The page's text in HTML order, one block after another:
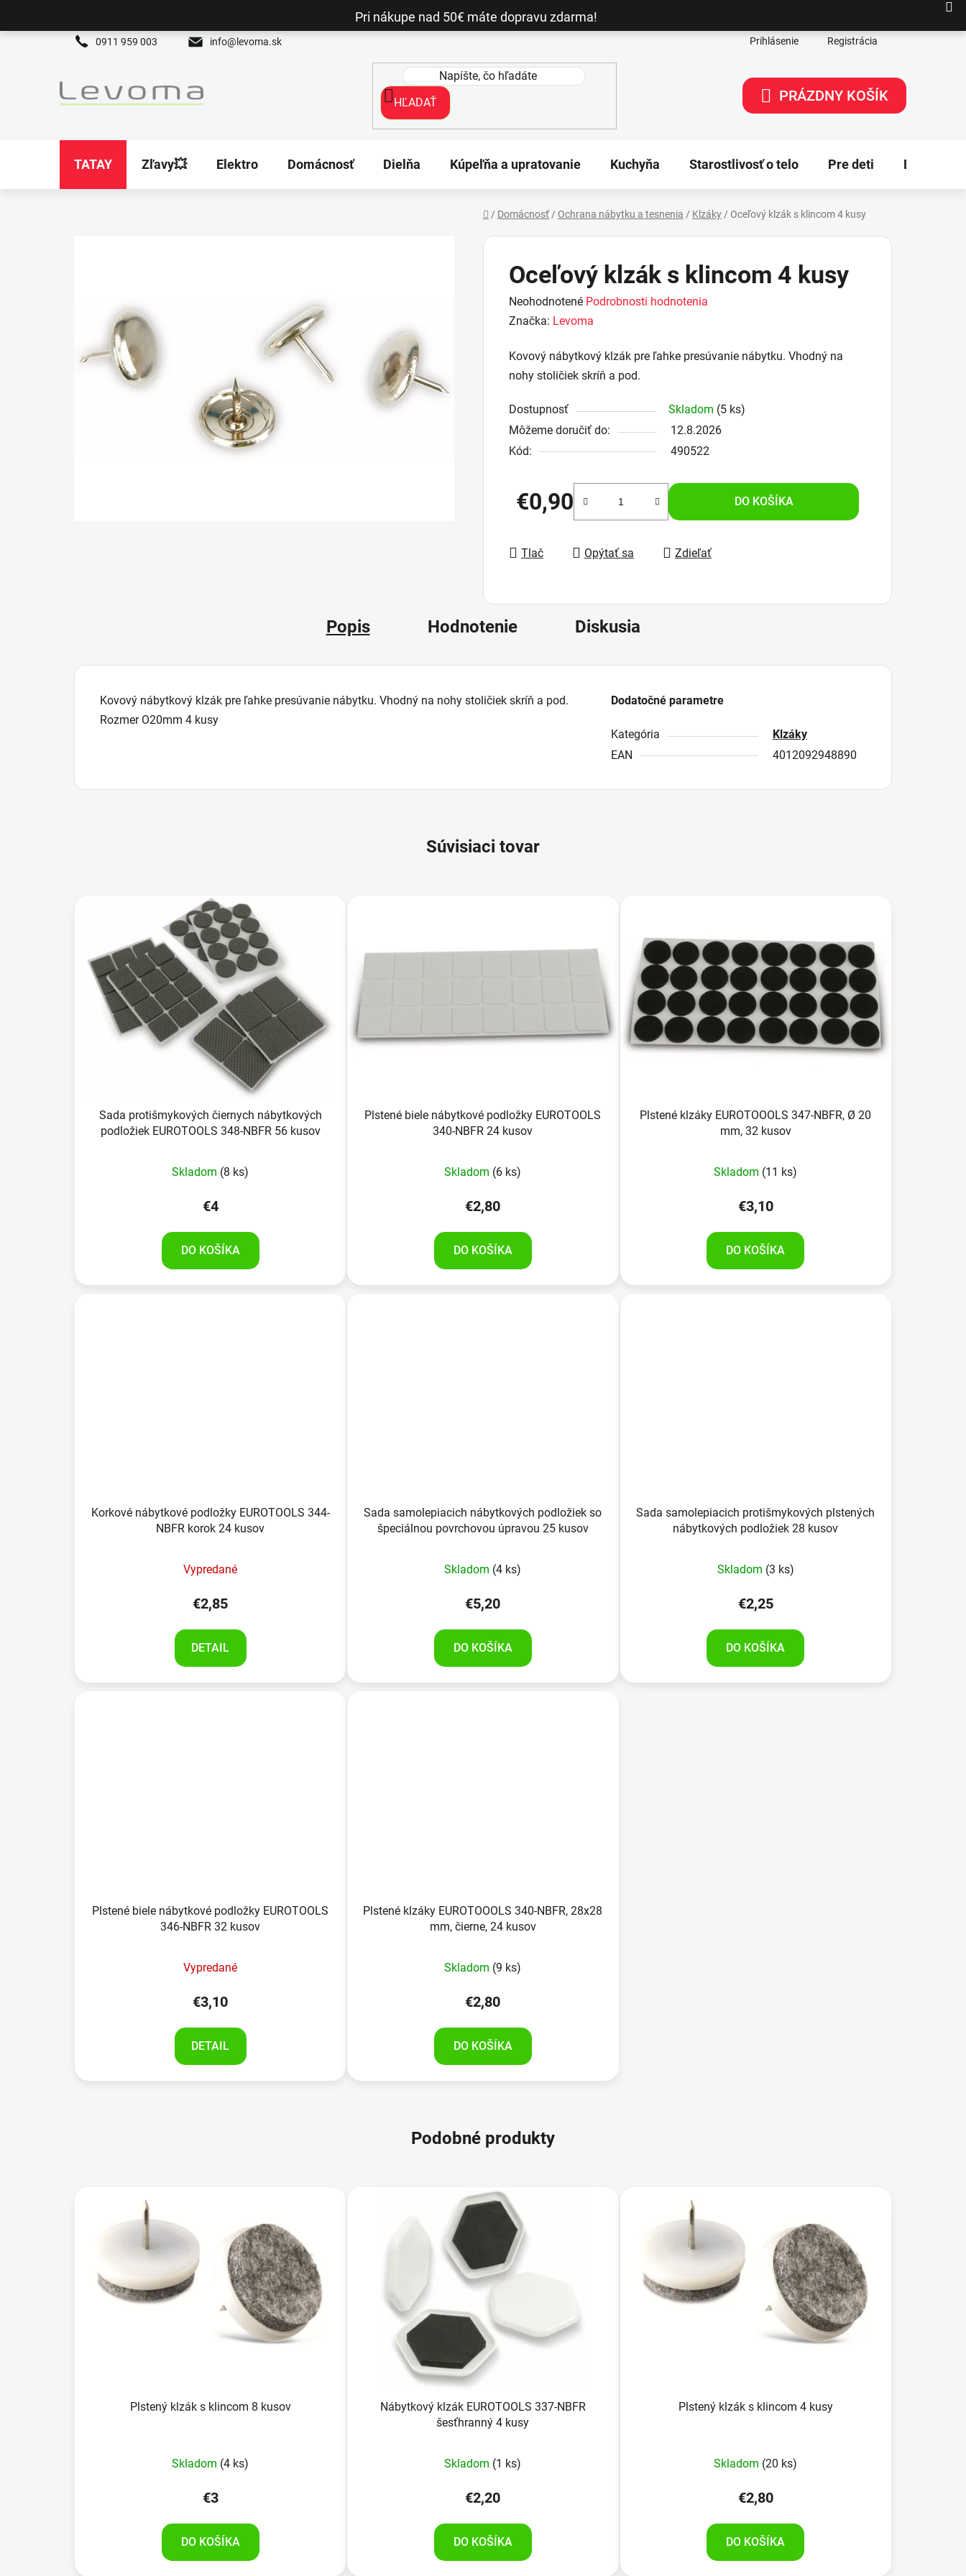
Pri nákupe nad 50€ máte dopravu zdarma!
0911 959 003 info@levoma.sk Prihlásenie Registrácia
HĽADAŤ
NÁKUPNÝ
PRÁZDNY KOŠÍK
TATAY Zľavy💥 Elektro Domácnosť Dielňa Kúpeľňa a upratovanie Kuchyňa Starostlivosť o telo Pre deti Dekorácie
/ Domácnosť / Ochrana nábytku a tesnenia / Klzáky / Oceľový klzák s klincom 4 kusy
Oceľový klzák s klincom 4 kusy
Priemerné
hodnotenie
je
0,0
5
hviezdičiek.
Neohodnotené Podrobnosti hodnotenia
Značka: Levoma
Kovový nábytkový klzák pre ľahke presúvanie nábytku. Vhodný na
nohy stoličiek skríň a pod.
Dostupnosť Skladom (5 ks)
Môžeme doručiť do:
12.8.2026
Kód:
490522
€0,90
Jednotková cena:
DO KOŠÍKA
Tlač Opýtať sa Zdieľať
Popis Hodnotenie Diskusia
Kovový nábytkový klzák pre ľahke presúvanie nábytku. Vhodný na nohy stoličiek skríň a pod.
Rozmer O20mm 4 kusy
Dodatočné parametre
Kategória
Klzáky
EAN
4012092948890
Súvisiaci tovar
Sada protišmykových čiernych nábytkových
podložiek EUROTOOLS 348-NBFR 56 kusov
Skladom (8 ks)
€4
DO KOŠÍKA
Plstené biele nábytkové podložky EUROTOOLS
340-NBFR 24 kusov
Skladom (6 ks)
€2,80
DO KOŠÍKA
Plstené klzáky EUROTOOOLS 347-NBFR, Ø 20
mm, 32 kusov
Skladom (11 ks)
€3,10
DO KOŠÍKA
Korkové nábytkové podložky EUROTOOLS 344-
NBFR korok 24 kusov
Vypredané
€2,85
DETAIL
Sada samolepiacich nábytkových podložiek so
špeciálnou povrchovou úpravou 25 kusov
Skladom (4 ks)
€5,20
DO KOŠÍKA
Sada samolepiacich protišmykových plstených
nábytkových podložiek 28 kusov
Skladom (3 ks)
€2,25
DO KOŠÍKA
Plstené biele nábytkové podložky EUROTOOLS
346-NBFR 32 kusov
Vypredané
€3,10
DETAIL
Plstené klzáky EUROTOOOLS 340-NBFR, 28x28
mm, čierne, 24 kusov
Skladom (9 ks)
€2,80
DO KOŠÍKA
Podobné produkty
Plstený klzák s klincom 8 kusov
Skladom (4 ks)
€3
DO KOŠÍKA
Nábytkový klzák EUROTOOLS 337-NBFR
šesťhranný 4 kusy
Skladom (1 ks)
€2,20
DO KOŠÍKA
Plstený klzák s klincom 4 kusy
Skladom (20 ks)
€2,80
DO KOŠÍKA